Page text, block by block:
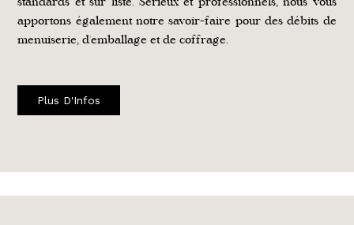
apportons également notre savoir-faire pour des débits de
menuiserie, d'emballage et de coffrage.
Plus D'Infos